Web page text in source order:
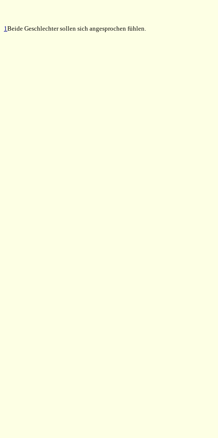
1 Beide Geschlechter sollen sich angesprochen fühlen.